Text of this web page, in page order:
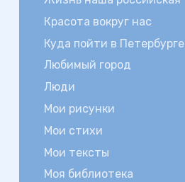
Красота вокруг нас
Куда пойти в Петербурге
Любимый город
Люди
Мои рисунки
Мои стихи
Мои тексты
Моя библиотека